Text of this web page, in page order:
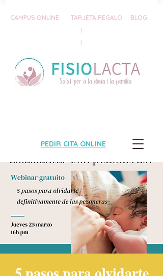
PEDIR CITA ONLINE
CAMPUS ONLINE TARJETA REGALO BLOG